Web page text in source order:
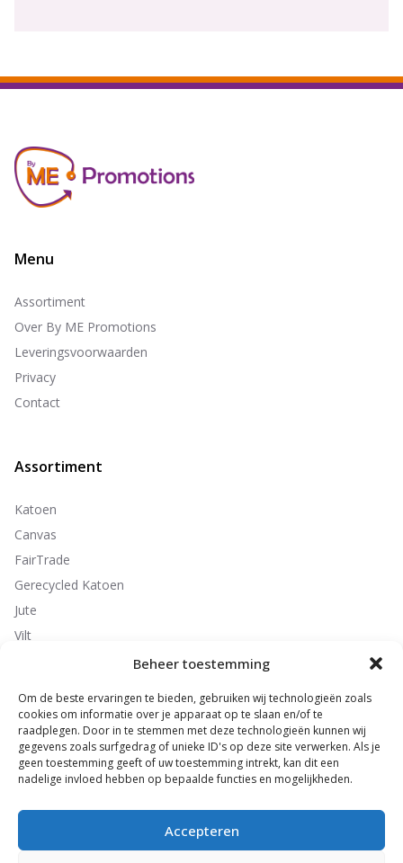
Beheer toestemming
Om de beste ervaringen te bieden, gebruiken wij technologieën zoals
cookies om informatie over je apparaat op te slaan en/of te
raadplegen. Door in te stemmen met deze technologieën kunnen wij
gegevens zoals surfgedrag of unieke ID's op deze site verwerken. Als je
geen toestemming geeft of uw toestemming intrekt, kan dit een
nadelige invloed hebben op bepaalde functies en mogelijkheden.
Accepteren
Menu
Assortiment
Over By ME Promotions
Leveringsvoorwaarden
Privacy
Contact
Assortiment
Katoen
Canvas
FairTrade
Gerecycled Katoen
Jute
Vilt
Contactgegevens
ByMe Promotions B.V.
Seizoensweg 54